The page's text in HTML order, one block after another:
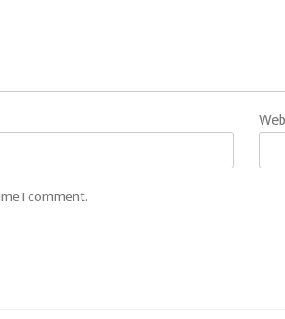
I comment.